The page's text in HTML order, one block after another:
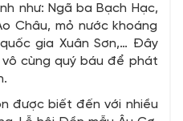
như: Ngã ba Bạch Hạc,
Châu, mỏ nước khoáng
gia Xuân Sơn,… Đây
cùng quý báu để phát
được biết đến với nhiều